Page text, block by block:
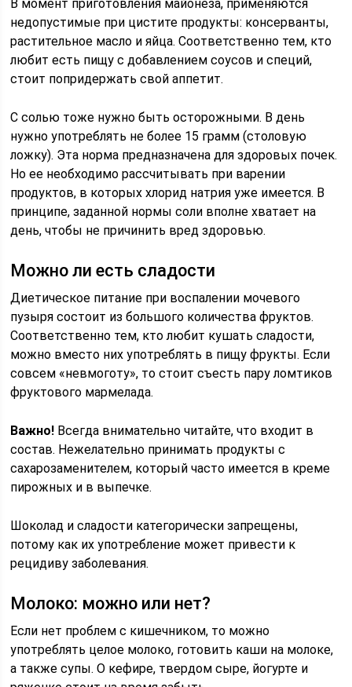
В момент приготовления майонеза, применяются
недопустимые при цистите продукты: консерванты,
растительное масло и яйца. Соответственно тем, кто
любит есть пищу с добавлением соусов и специй,
стоит попридержать свой аппетит.
С солью тоже нужно быть осторожными. В день
нужно употреблять не более 15 грамм (столовую
ложку). Эта норма предназначена для здоровых почек.
Но ее необходимо рассчитывать при варении
продуктов, в которых хлорид натрия уже имеется. В
принципе, заданной нормы соли вполне хватает на
день, чтобы не причинить вред здоровью.
Можно ли есть сладости
Диетическое питание при воспалении мочевого
пузыря состоит из большого количества фруктов.
Соответственно тем, кто любит кушать сладости,
можно вместо них употреблять в пищу фрукты. Если
совсем «невмоготу», то стоит съесть пару ломтиков
фруктового мармелада.
Важно! Всегда внимательно читайте, что входит в
состав. Нежелательно принимать продукты с
сахарозаменителем, который часто имеется в креме
пирожных и в выпечке.
Шоколад и сладости категорически запрещены,
потому как их употребление может привести к
рецидиву заболевания.
Молоко: можно или нет?
Если нет проблем с кишечником, то можно
употреблять целое молоко, готовить каши на молоке,
а также супы. О кефире, твердом сыре, йогурте и